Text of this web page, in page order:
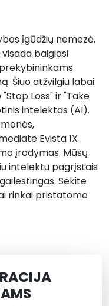
įgūdžių nemezė.
baigiasi
Šiuo atžvilgiu labai
Loss" ir "Take
intelektas (AI).
Evista 1X
įrodymas. Mūsų
intelektu pagrįstais
Sekite
rinkai pristatome